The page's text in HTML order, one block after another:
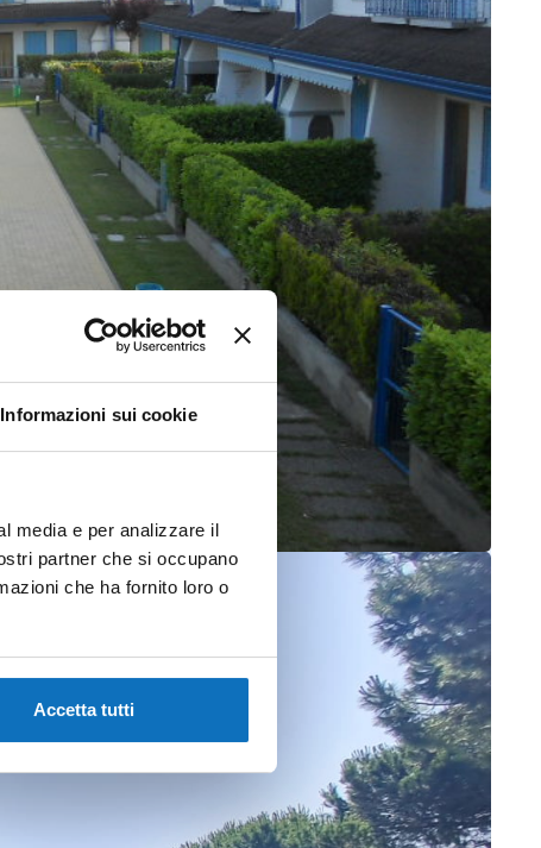
Informazioni sui cookie
media e per analizzare il
partner che si occupano
che ha fornito loro o
Accetta tutti